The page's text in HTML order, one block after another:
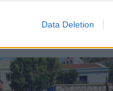
Data Deletion